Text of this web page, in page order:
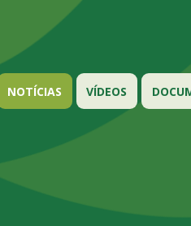
NOTÍCIAS VÍDEOS